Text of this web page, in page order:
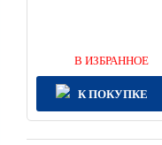
В ИЗБРАННОЕ
К ПОКУПКЕ